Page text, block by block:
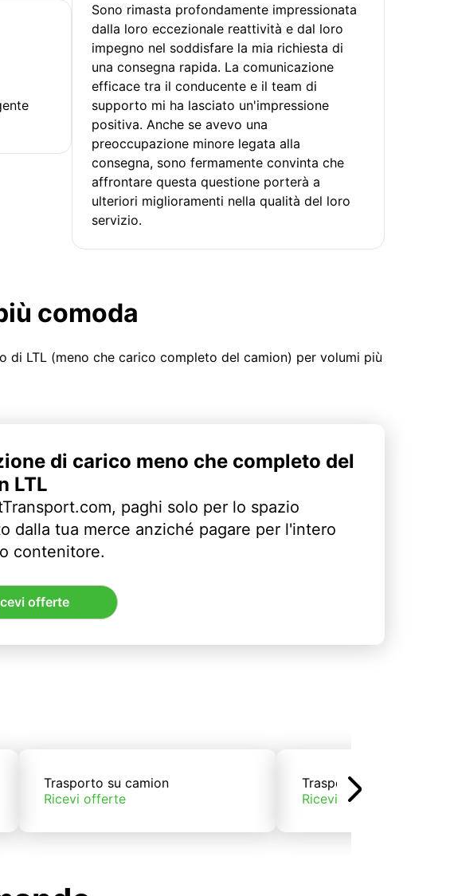
Sono rimasta profondamente impressionata
dalla loro eccezionale reattività e dal loro
impegno nel soddisfare la mia richiesta di
una consegna rapida. La comunicazione
efficace tra il conducente e il team di
supporto mi ha lasciato un'impressione
positiva. Anche se avevo una
preoccupazione minore legata alla
consegna, sono fermamente convinta che
affrontare questa questione porterà a
ulteriori miglioramenti nella qualità del loro
servizio.
comoda
LTL (meno che carico completo del camion) per volumi più
di carico meno che completo del
LTL
paghi solo per lo spazio
dalla tua merce anziché pagare per l'intero
contenitore.
offerte
Trasporto su camion
Ricevi offerte
Trasporto su treno
Ricevi offerte